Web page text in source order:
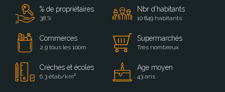
% de propriétaires
38 %
Nbr d'habitants
10 849 habitants
Commerces
2,9 tous les 100m
Supermarchés
Très nombreux
Crèches et écoles
6,3 étab/km²
Age moyen
43 ans